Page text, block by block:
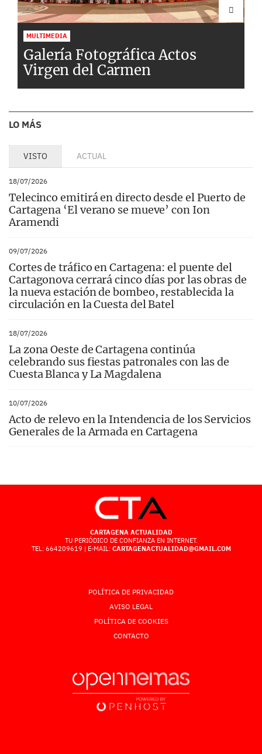
MULTIMEDIA
Galería Fotográfica Actos
Virgen del Carmen
LO MÁS
VISTO ACTUAL
18/07/2026
Telecinco emitirá en directo desde el Puerto de
Cartagena ‘El verano se mueve’ con Ion
Aramendi
09/07/2026
Cortes de tráfico en Cartagena: el puente del
Cartagonova cerrará cinco días por las obras de
la nueva estación de bombeo, restablecida la
circulación en la Cuesta del Batel
18/07/2026
La zona Oeste de Cartagena continúa
celebrando sus fiestas patronales con las de
Cuesta Blanca y La Magdalena
10/07/2026
Acto de relevo en la Intendencia de los Servicios
Generales de la Armada en Cartagena
CARTAGENA ACTUALIDAD
TU PERIÓDICO DE CONFIANZA EN INTERNET.
TEL: 664209619 | E-MAIL: CARTAGENACTUALIDAD@GMAIL.COM
POLÍTICA DE PRIVACIDAD
AVISO LEGAL
POLÍTICA DE COOKIES
CONTACTO